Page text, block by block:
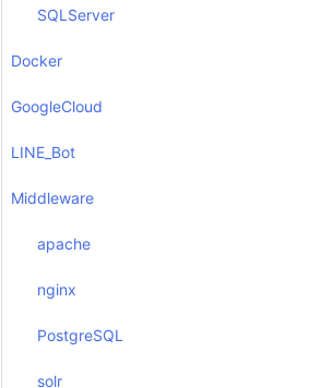
SQLServer
Docker
GoogleCloud
LINE_Bot
Middleware
apache
nginx
PostgreSQL
solr